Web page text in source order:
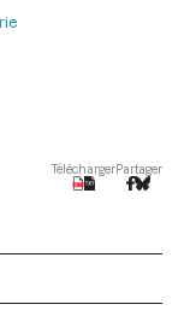
TéléchargerPartager